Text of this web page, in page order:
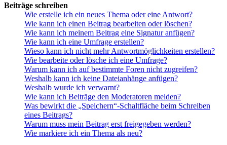
Beiträge schreiben
Wie erstelle ich ein neues Thema oder eine Antwort?
Wie kann ich einen Beitrag bearbeiten oder löschen?
Wie kann ich meinem Beitrag eine Signatur anfügen?
Wie kann ich eine Umfrage erstellen?
Wieso kann ich nicht mehr Antwortmöglichkeiten erstellen?
Wie bearbeite oder lösche ich eine Umfrage?
Warum kann ich auf bestimmte Foren nicht zugreifen?
Weshalb kann ich keine Dateianhänge anfügen?
Weshalb wurde ich verwarnt?
Wie kann ich Beiträge den Moderatoren melden?
Was bewirkt die „Speichern“-Schaltfläche beim Schreiben
eines Beitrags?
Warum muss mein Beitrag erst freigegeben werden?
Wie markiere ich ein Thema als neu?